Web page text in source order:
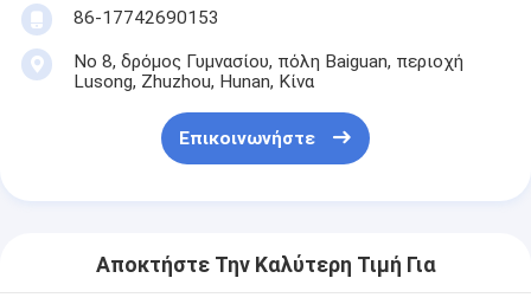
86-17742690153
Νο 8, δρόμος Γυμνασίου, πόλη Baiguan, περιοχή
Lusong, Zhuzhou, Hunan, Κίνα
Επικοινωνήστε
Αποκτήστε Την Καλύτερη Τιμή Για